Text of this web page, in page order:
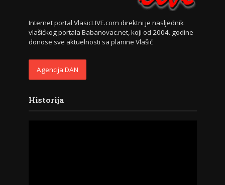
Internet portal VlasicLIVE.com direktni je nasljednik
vlašićkog portala Babanovac.net, koji od 2004. godine
donose sve aktuelnosti sa planine Vlašić
Agencija DAN
Historija